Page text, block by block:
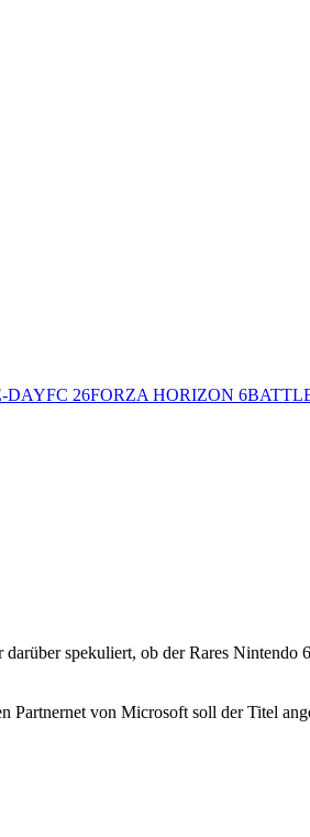
DAYFC 26FORZA HORIZON 6
spekuliert, ob der Rares
von Microsoft soll der Titel